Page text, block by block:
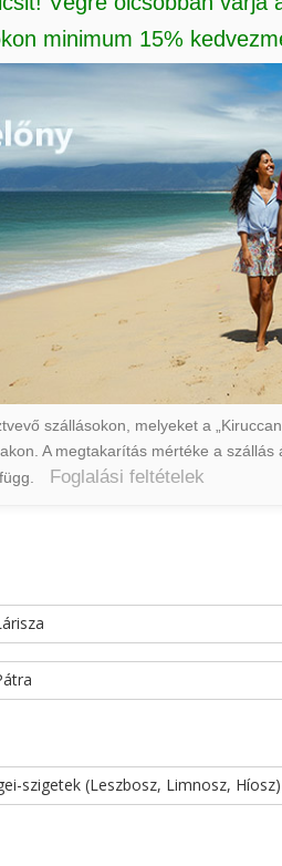
minimum 15%
szállásokon, melyeket a
A megtakarítás mértéke a
függ.
Foglalási feltételek
szigetek (Leszbosz, Limnosz, Híosz)